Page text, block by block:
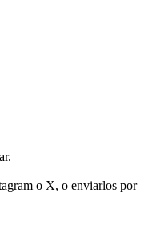
o X, o enviarlos por